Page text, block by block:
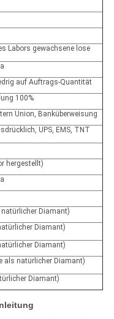
Labors gewachsene lose
auf Auftrags-Quantität
100%
Union, Banküberweisung
UPS, EMS, TNT
hergestellt)
Diamant)
Diamant)
Diamant)
als natürlicher Diamant)
Diamant)